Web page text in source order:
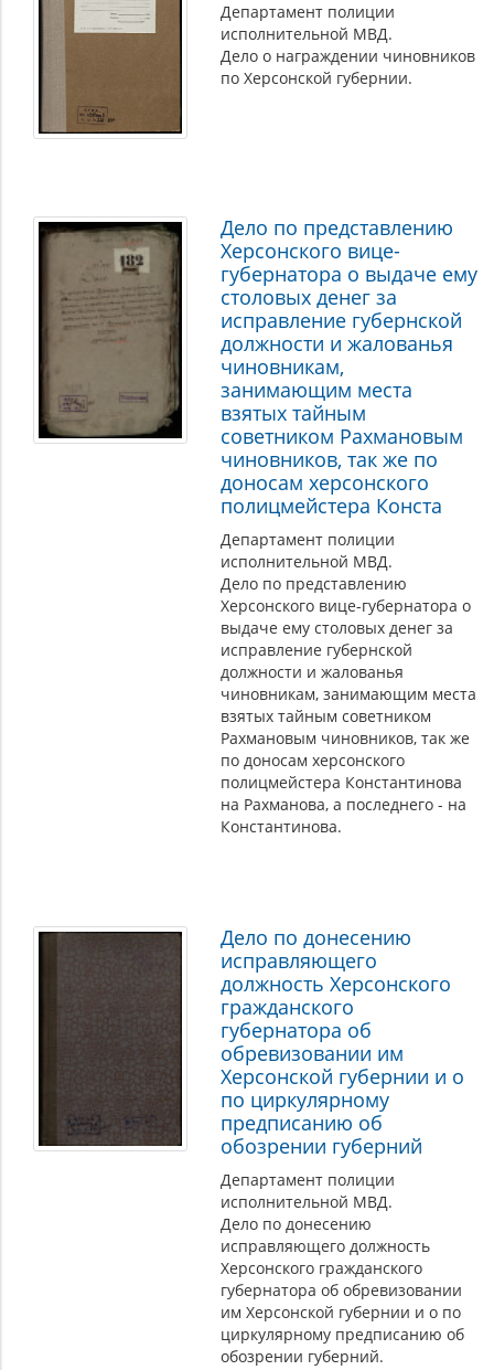
Департамент полиции
исполнительной МВД.
Дело о награждении чиновников
по Херсонской губернии.
Дело по представлению
Херсонского вице-
губернатора о выдаче ему
столовых денег за
исправление губернской
должности и жалованья
чиновникам,
занимающим места
взятых тайным
советником Рахмановым
чиновников, так же по
доносам херсонского
полицмейстера Конста
Департамент полиции
исполнительной МВД.
Дело по представлению
Херсонского вице-губернатора о
выдаче ему столовых денег за
исправление губернской
должности и жалованья
чиновникам, занимающим места
взятых тайным советником
Рахмановым чиновников, так же
по доносам херсонского
полицмейстера Константинова
на Рахманова, а последнего - на
Константинова.
Дело по донесению
исправляющего
должность Херсонского
гражданского
губернатора об
обревизовании им
Херсонской губернии и о
по циркулярному
предписанию об
обозрении губерний
Департамент полиции
исполнительной МВД.
Дело по донесению
исправляющего должность
Херсонского гражданского
губернатора об обревизовании
им Херсонской губернии и о по
циркулярному предписанию об
обозрении губерний.